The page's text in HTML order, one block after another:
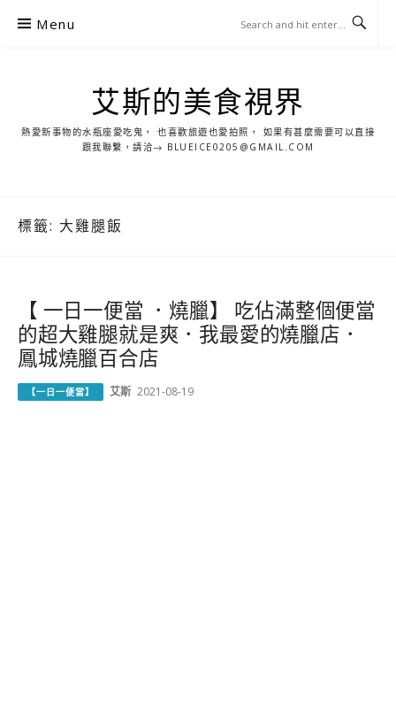
Menu
艾斯的美食視界
熱愛新事物的水瓶座愛吃鬼， 也喜歡旅遊也愛拍照， 如果有甚麼需要可以直接
跟我聯繫，請洽→ BLUEICE0205@GMAIL.COM
標籤: 大雞腿飯
【 一日一便當 ．燒臘】 吃佔滿整個便當
的超大雞腿就是爽．我最愛的燒臘店．
鳳城燒臘百合店
【一日一便當】 艾斯 2021-08-19